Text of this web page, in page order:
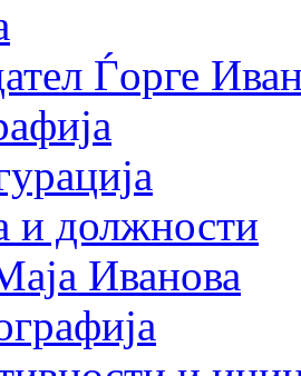
Ѓорге
и должности
Иванова